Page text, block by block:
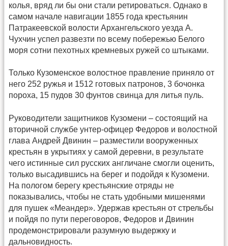
колья, вряд ли бы они стали ретироваться. Однако в
самом начале навигации 1855 года крестьянин
Патракеевской волости Архангельского уезда А.
Чухчин успел развезти по всему побережью Белого
моря сотни пехотных кремневых ружей со штыками.
Только Кузоменское волостное правление приняло от
него 252 ружья и 1512 готовых патронов, 3 бочонка
пороха, 15 пудов 30 фунтов свинца для литья пуль.
Руководители защитников Кузомени – состоящий на
вторичной службе унтер-офицер Федоров и волостной
глава Андрей Двинин – разместили вооруженных
крестьян в укрытиях у самой деревни, в результате
чего истинные сил русских англичане смогли оценить,
только высадившись на берег и подойдя к Кузомени.
На пологом берегу крестьянские отряды не
показывались, чтобы не стать удобными мишенями
для пушек «Меандер». Удержав крестьян от стрельбы
и пойдя по пути переговоров, Федоров и Двинин
продемонстрировали разумную выдержку и
дальновидность.